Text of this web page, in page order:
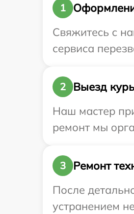
1
Свяжитесь с
сервиса
2
Выезд
Наш мастер
ремонт мы
3
Ремонт
После
устранением